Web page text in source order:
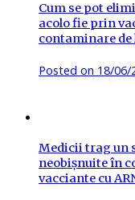
Cum se pot
acolo fie prin
contaminare de
Posted on 18/06/
Medicii trag un
neobișnuite în
vacciante cu